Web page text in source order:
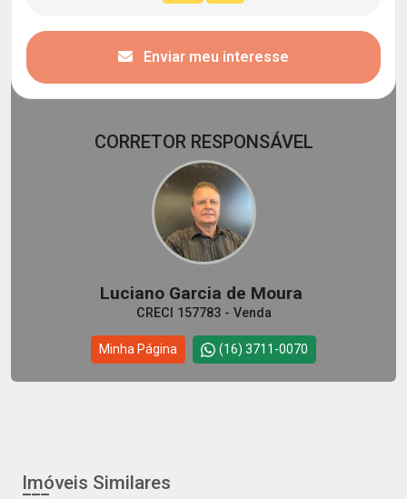
Enviar meu interesse
CORRETOR RESPONSÁVEL
Luciano Garcia de Moura
CRECI 157783 - Venda
Minha Página (16) 3711-0070
Imóveis Similares